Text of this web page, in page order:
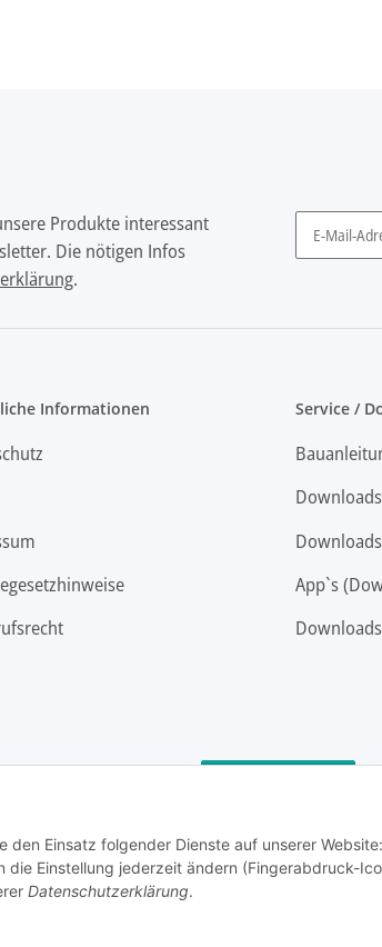
den Einsatz folgender Dienste auf unserer
die Einstellung jederzeit ändern (Fingerabdruck-
Datenschutzerklärung.
Produkte interessant
Die nötigen Infos
.
Informationen Service /
App`s